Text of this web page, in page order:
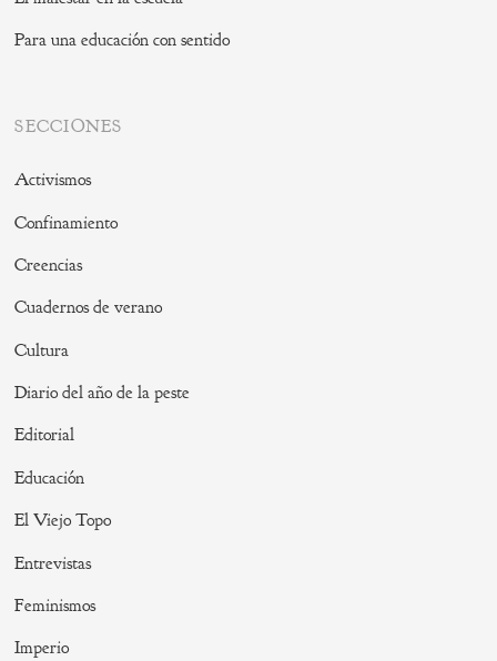
Para una educación con sentido
SECCIONES
Activismos
Confinamiento
Creencias
Cuadernos de verano
Cultura
Diario del año de la peste
Editorial
Educación
El Viejo Topo
Entrevistas
Feminismos
Imperio